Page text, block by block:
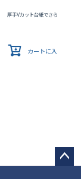
厚手Vカット台紙でさらにスマート
カートに入れる